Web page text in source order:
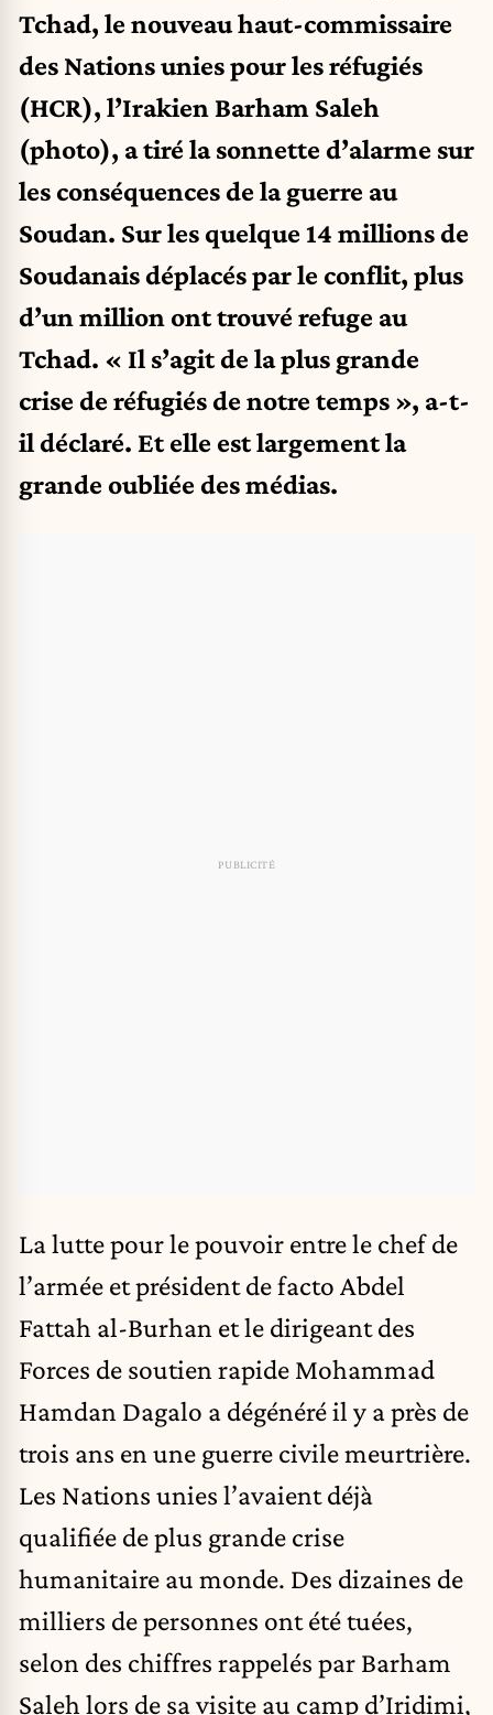
Tchad, le nouveau haut-commissaire
des Nations unies pour les réfugiés
(HCR), l’Irakien Barham Saleh
(photo), a tiré la sonnette d’alarme sur
les conséquences de la guerre au
Soudan. Sur les quelque 14 millions de
Soudanais déplacés par le conflit, plus
d’un million ont trouvé refuge au
Tchad. « Il s’agit de la plus grande
crise de réfugiés de notre temps », a-t-
il déclaré. Et elle est largement la
grande oubliée des médias.
La lutte pour le pouvoir entre le chef de
l’armée et président de facto Abdel
Fattah al-Burhan et le dirigeant des
Forces de soutien rapide Mohammad
Hamdan Dagalo a dégénéré il y a près de
trois ans en une guerre civile meurtrière.
Les Nations unies l’avaient déjà
qualifiée de plus grande crise
humanitaire au monde. Des dizaines de
milliers de personnes ont été tuées,
selon des chiffres rappelés par Barham
Saleh lors de sa visite au camp d’Iridimi,